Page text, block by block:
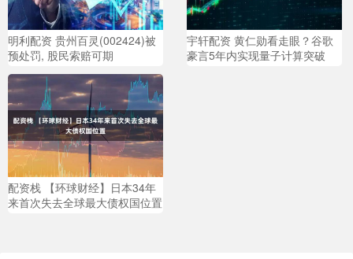
明利配资 贵州百灵(002424)被
预处罚, 股民索赔可期
宇轩配资 黄仁勋看走眼？谷歌
豪言5年内实现量子计算突破
配资栈 【环球财经】日本34年
来首次失去全球最大债权国位置